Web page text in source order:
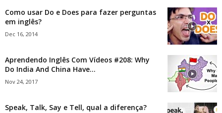
Como usar Do e Does para fazer perguntas
em inglês?
Dec 16, 2014
Aprendendo Inglês Com Vídeos #208: Why
Do India And China Have...
Nov 24, 2017
Speak, Talk, Say e Tell, qual a diferença?